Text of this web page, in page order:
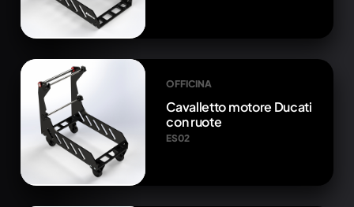
OFFICINA
Cavalletto motore Ducati
con ruote
ES02